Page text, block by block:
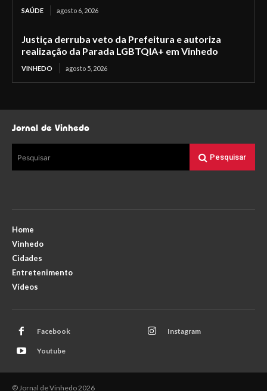
SAÚDE agosto 6, 2026
Justiça derruba veto da Prefeitura e autoriza
realização da Parada LGBTQIA+ em Vinhedo
VINHEDO agosto 5, 2026
Jornal de Vinhedo
Pesquisar Pesquisar
Home
Vinhedo
Cidades
Entretenimento
Vídeos
Facebook Instagram
Youtube
© Jornal de Vinhedo 2026